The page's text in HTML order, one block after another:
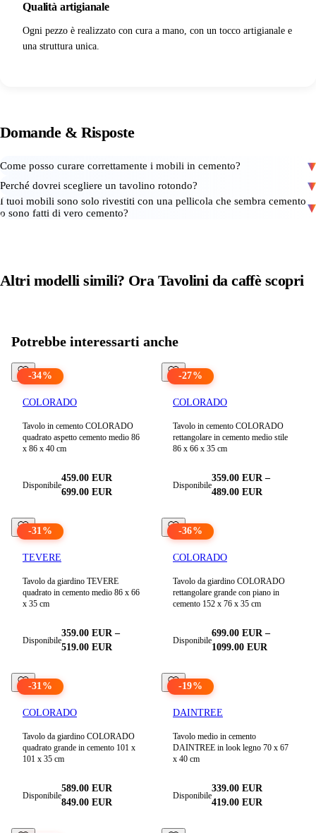
Qualità artigianale
Ogni pezzo è realizzato con cura a mano, con un tocco artigianale e
una struttura unica.
Domande& Risposte
Come posso curare correttamente i mobili in cemento?
Perché dovrei scegliere un tavolino rotondo?
I tuoi mobili sono solo rivestiti con una pellicola che sembra cemento
o sono fatti di vero cemento?
Altri modelli simili? Ora Tavolini da caffèscopri
Potrebbe interessarti anche
-34%
COLORADO
Tavolo in cemento COLORADO
quadrato aspetto cemento medio 86
x 86 x 40 cm
Disponibile
459.00 EUR
699.00 EUR
-27%
COLORADO
Tavolo in cemento COLORADO
rettangolare in cemento medio stile
86 x 66 x 35 cm
Disponibile
359.00 EUR –
489.00 EUR
-31%
TEVERE
Tavolo da giardino TEVERE
quadrato in cemento medio 86 x 66
x 35 cm
Disponibile
359.00 EUR –
519.00 EUR
-36%
COLORADO
Tavolo da giardino COLORADO
rettangolare grande con piano in
cemento 152 x 76 x 35 cm
Disponibile
699.00 EUR –
1099.00 EUR
-31%
COLORADO
Tavolo da giardino COLORADO
quadrato grande in cemento 101 x
101 x 35 cm
Disponibile
589.00 EUR
849.00 EUR
-19%
DAINTREE
Tavolo medio in cemento
DAINTREE in look legno 70 x 67
x 40 cm
Disponibile
339.00 EUR
419.00 EUR